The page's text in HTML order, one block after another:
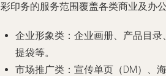
印务的服务范围覆盖各类商业及办
企业形象类 ：企业画册、产品目
提袋等。
市场推广类 ：宣传单页（DM）、